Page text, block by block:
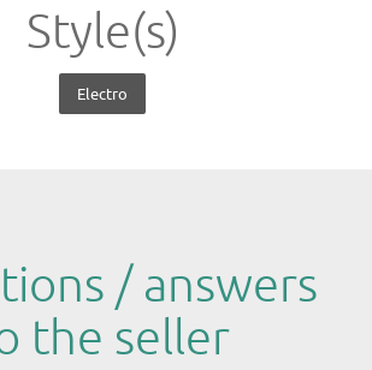
Style(s)
Electro
/ answers
the seller